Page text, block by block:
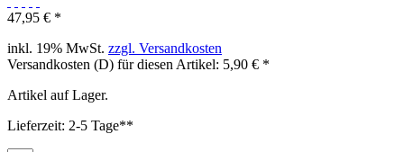
47,95 € *
inkl. 19% MwSt. zzgl. Versandkosten
Versandkosten (D) für diesen Artikel: 5,90 € *
Artikel auf Lager.
Lieferzeit: 2-5 Tage**